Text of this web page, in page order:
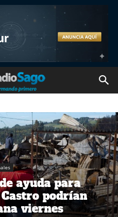
ayuda para
podrían
viernes